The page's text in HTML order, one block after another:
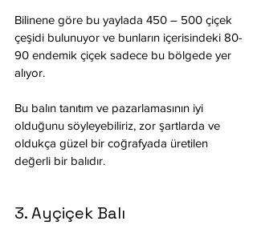
Bilinene göre bu yaylada 450 – 500 çiçek
çeşidi bulunuyor ve bunların içerisindeki 80-
90 endemik çiçek sadece bu bölgede yer
alıyor.
Bu balın tanıtım ve pazarlamasının iyi
olduğunu söyleyebiliriz, zor şartlarda ve
oldukça güzel bir coğrafyada üretilen
değerli bir balıdır.
3. Ayçiçek Balı